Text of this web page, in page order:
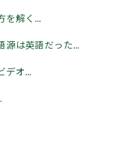
を解く...
源は英語だった...
デオ...